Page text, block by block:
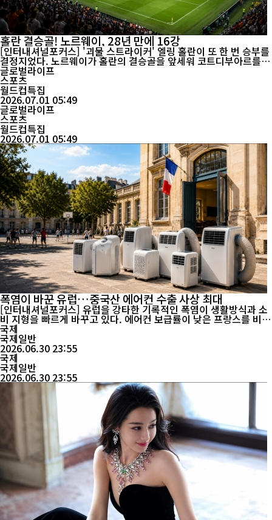
홀란 결승골! 노르웨이, 28년 만에 16강
[인터내셔널포커스] '괴물 스트라이커' 엘링 홀란이 또 한 번 승부를
결정지었다. 노르웨이가 홀란의 결승골을 앞세워 코트디부아르를
꺾고 28년 만에 FIFA 월드컵 16강 무대를 밟았다. 노르웨이는 7월 1
일(한국시간) 미국 텍사스주 알링턴 댈러스 스타디움에서 열린 202
6 FIFA 북중미 월드컵 32강전에서 코트디부아르를 2-1로 제압했다.
이로써 노르웨이는 1998 프랑스 월드컵 이후 처음으로 토너먼트를
통과하며 16강에 진...
글로벌라이프
스포츠
월드컵특집
2026.07.01 05:49
글로벌라이프
스포츠
월드컵특집
2026.07.01 05:49
폭염이 바꾼 유럽…중국산 에어컨 수출 사상 최대
[인터내셔널포커스] 유럽을 강타한 기록적인 폭염이 생활방식과 소
비 지형을 빠르게 바꾸고 있다. 에어컨 보급률이 낮은 프랑스를 비롯
한 서유럽 국가에서는 학교와 공공시설까지 냉방기기 확보에 나서고
있으며, 중국산 이동식 에어컨 주문이 급증하면서 주요 제조업체들
은 생산라인을 24시간 가동하고 있다. 기후변화가 유럽의 냉방 문화
는 물론 글로벌 공급망에도 새로운 변화를 가져오고 있다는 분석이
나온다....
국제
국제일반
2026.06.30 23:55
국제
국제일반
2026.06.30 23:55